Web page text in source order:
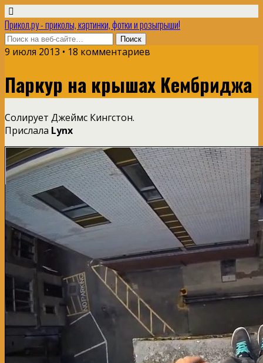
Прикол.ру - приколы, картинки, фотки и розыгрыши!
9 июля 2013 • 18 комментариев
Паркур на крышах Кембриджа
Солирует Джеймс Кингстон.
Прислала Lynx